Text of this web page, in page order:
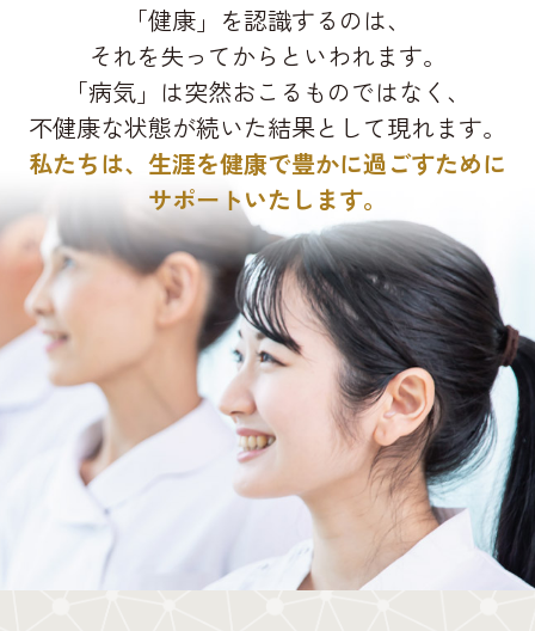
「健康」を認識するのは、
それを失ってからといわれます。
「病気」は突然おこるものではなく、
不健康な状態が続いた結果として現れます。
私たちは、生涯を健康で豊かに過ごすために
サポートいたします。